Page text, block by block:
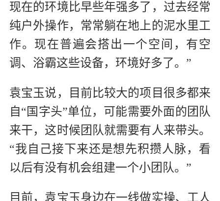
现在的环境比早些年强多了，过去经常
纯户外操作，常常躺在地上的泥水里工
作。现在普遍会搭出一个空间，有空
调、浴霸这些设备，环境好多了。”
袁宝玉说，目前比较大的项目很多都来
自“国字头”单位，可能需要外面的团队
来干，这时候团队就需要有人来带头。
“我自己接下来还是想先积攒人脉，看
以后有没有机会组建一个小团队。”
目前，袁宝玉身边在一线做实操、工人